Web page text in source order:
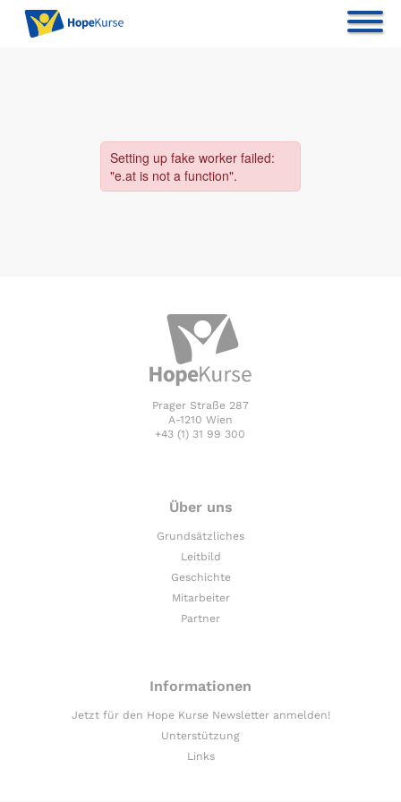
Prager Straße 287
A-1210 Wien
+43 (1) 31 99 300
Über uns
Grundsätzliches
Leitbild
Geschichte
Mitarbeiter
Partner
Informationen
Jetzt für den Hope Kurse Newsletter anmelden!
Unterstützung
Links